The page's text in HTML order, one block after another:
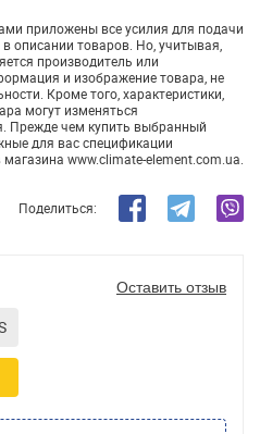
приложены все усилия для подачи
описании товаров. Но, учитывая,
производитель или
и изображение товара, не
Кроме того, характеристики,
могут изменяться
Прежде чем купить выбранный
для вас спецификации
www.climate-element.com.ua.
Поделиться:
Оставить отзыв